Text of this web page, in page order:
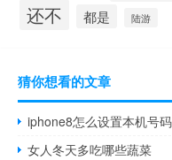
还不
都是 陆游
猜你想看的文章
iphone8怎么设置本机号码
女人冬天多吃哪些蔬菜